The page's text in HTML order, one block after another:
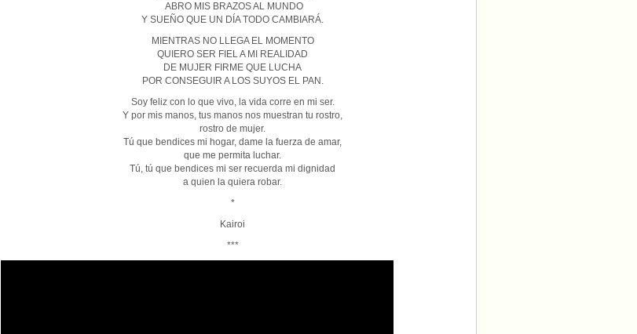
ABRO MIS BRAZOS AL MUNDO
Y SUEÑO QUE UN DÍA TODO CAMBIARÁ.
MIENTRAS NO LLEGA EL MOMENTO
QUIERO SER FIEL A MI REALIDAD
DE MUJER FIRME QUE LUCHA
POR CONSEGUIR A LOS SUYOS EL PAN.
Soy feliz con lo que vivo, la vida corre en mi ser.
Y por mis manos, tus manos nos muestran tu rostro,
rostro de mujer.
Tú que bendices mi hogar, dame la fuerza de amar,
que me permita luchar.
Tú, tú que bendices mi ser recuerda mi dignidad
a quien la quiera robar.
*
Kairoi
***